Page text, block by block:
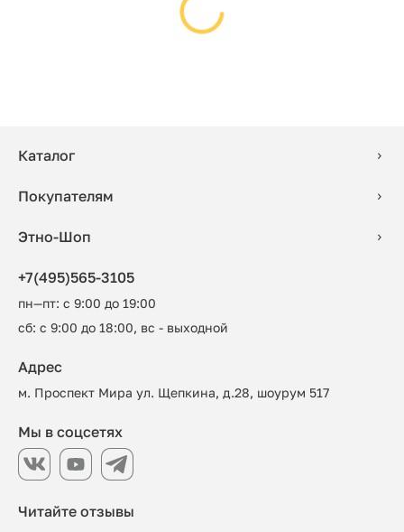
Каталог
Покупателям
Этно-Шоп
+7(495)565-3105
пн—пт: с 9:00 до 19:00
сб: с 9:00 до 18:00, вс - выходной
Читайте отзывы
Адрес
м. Проспект Мира ул. Щепкина, д.28, шоурум 517
Мы в соцсетях